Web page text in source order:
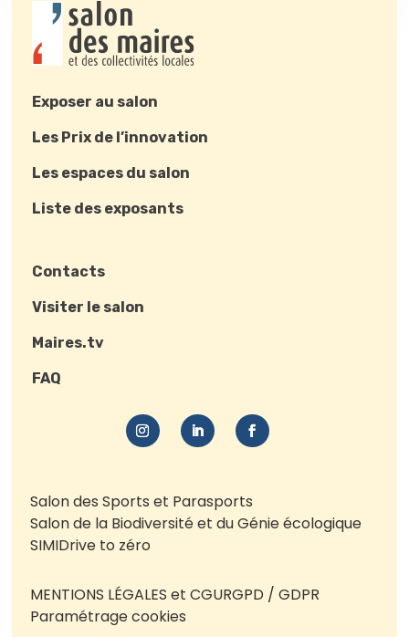
Exposer au salon
Les Prix de l’innovation
Les espaces du salon
Liste des exposants
Contacts
Visiter le salon
Maires.tv
FAQ
Salon des Sports et Parasports
Salon de la Biodiversité et du Génie écologique
SIMIDrive to zéro
MENTIONS LÉGALES et CGURGPD / GDPR
Paramétrage cookies